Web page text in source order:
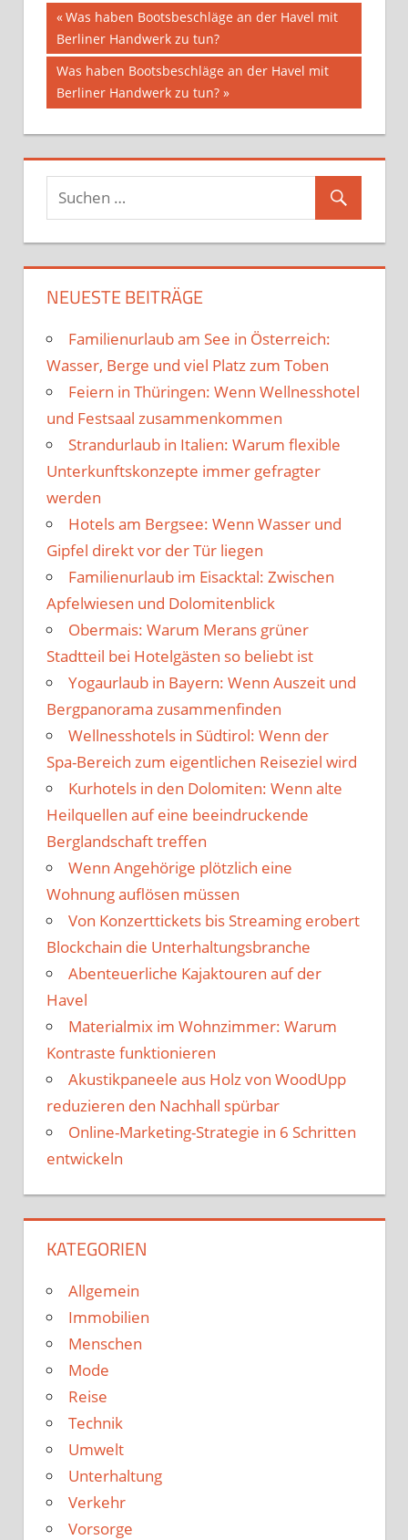
Beitragsnavigation
Vorheriger
Beitrag:
Was haben Bootsbeschläge an der Havel mit
Berliner Handwerk zu tun?
Nächster
Beitrag:
Was haben Bootsbeschläge an der Havel mit
Berliner Handwerk zu tun?
NEUESTE BEITRÄGE
Familienurlaub am See in Österreich:
Wasser, Berge und viel Platz zum Toben
Feiern in Thüringen: Wenn Wellnesshotel
und Festsaal zusammenkommen
Strandurlaub in Italien: Warum flexible
Unterkunftskonzepte immer gefragter
werden
Hotels am Bergsee: Wenn Wasser und
Gipfel direkt vor der Tür liegen
Familienurlaub im Eisacktal: Zwischen
Apfelwiesen und Dolomitenblick
Obermais: Warum Merans grüner
Stadtteil bei Hotelgästen so beliebt ist
Yogaurlaub in Bayern: Wenn Auszeit und
Bergpanorama zusammenfinden
Wellnesshotels in Südtirol: Wenn der
Spa-Bereich zum eigentlichen Reiseziel wird
Kurhotels in den Dolomiten: Wenn alte
Heilquellen auf eine beeindruckende
Berglandschaft treffen
Wenn Angehörige plötzlich eine
Wohnung auflösen müssen
Von Konzerttickets bis Streaming erobert
Blockchain die Unterhaltungsbranche
Abenteuerliche Kajaktouren auf der
Havel
Materialmix im Wohnzimmer: Warum
Kontraste funktionieren
Akustikpaneele aus Holz von WoodUpp
reduzieren den Nachhall spürbar
Online-Marketing-Strategie in 6 Schritten
entwickeln
KATEGORIEN
Allgemein
Immobilien
Menschen
Mode
Reise
Technik
Umwelt
Unterhaltung
Verkehr
Vorsorge